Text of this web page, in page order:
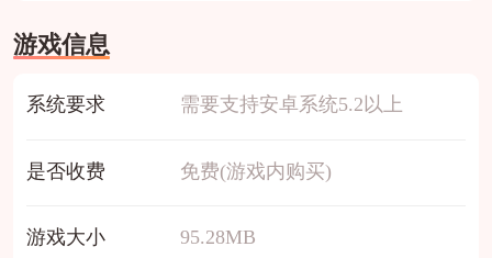
游戏信息
系统要求 需要支持安卓系统5.2以上
是否收费 免费(游戏内购买)
游戏大小 95.28MB